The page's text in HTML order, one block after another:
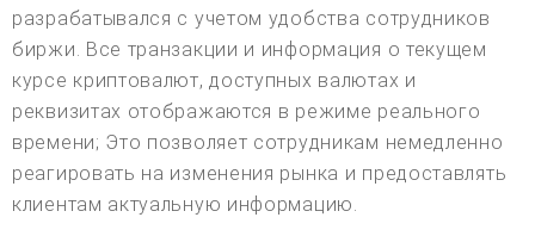
разрабатывался с учетом удобства сотрудников
биржи. Все транзакции и информация о текущем
курсе криптовалют, доступных валютах и
реквизитах отображаются в режиме реального
времени; Это позволяет сотрудникам немедленно
реагировать на изменения рынка и предоставлять
клиентам актуальную информацию.